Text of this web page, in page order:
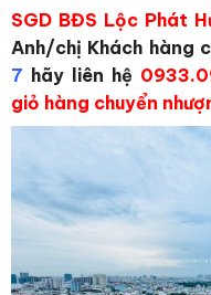
SGD BĐS Lộc Phát
Anh/chị Khách hàng
7 hãy liên hệ
giỏ hàng chuyển